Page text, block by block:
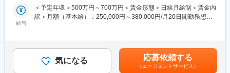
ンス、イタリア、スイス等)の事業展開を行なっています。社会貢
献性が高く、安定している医療業界かつ日本の歴史あるグローバ
海外の優れた医療機器を輸入し販売する商社機能のみならず、自
社グループメーカーによる製品開発・製造にも積極的に取り組ん
でいるほか、現場の声を生かしたOEMブランド「tkbシリーズ」も
や設計検証を担当いただきます。
・解析結果の評価、考察および改善提案
・製品開発におけるシミュレーション活用の推進
・解析手法の標準化、技術文書の作成および維持管理
給与
＜予定年収＞500万円～700万円＜賃金形態＞日給月給制＜賃金内
訳＞月額（基本給）：250,000円～380,000円/月20日間勤務想定
者には家賃補助手当支給（詳細は面接時に確認可能）賃金はあく
までも目安の金額であり、選考を通じて上下する可能性がありま
す。月給(月額)は固定手当を含めた表記です。
気になる 応募依頼する
（エージェントサービス）